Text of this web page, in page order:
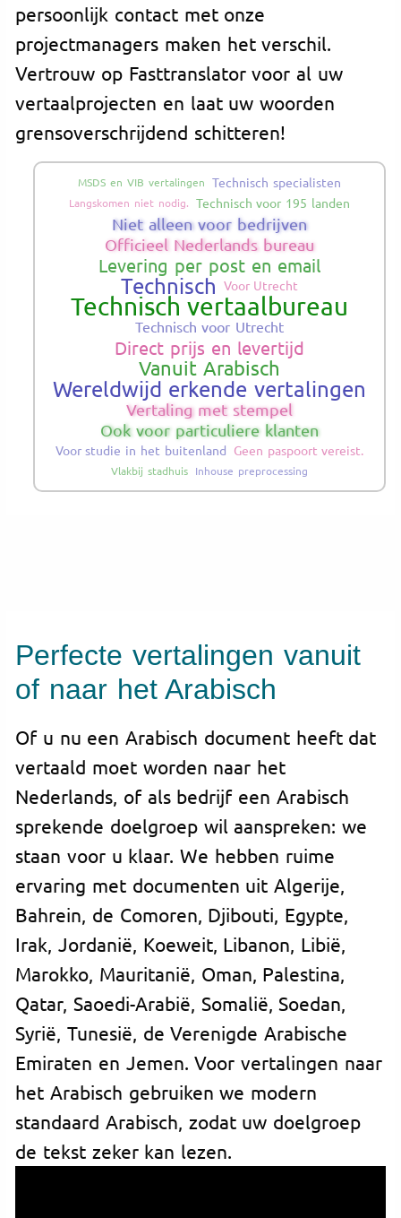
persoonlijk contact met onze
projectmanagers maken het verschil.
Vertrouw op Fasttranslator voor al uw
vertaalprojecten en laat uw woorden
grensoverschrijdend schitteren!
MSDS en VIB vertalingen Technisch specialisten
Langskomen niet nodig. Technisch voor 195 landen
Niet alleen voor bedrijven
Officieel Nederlands bureau
Levering per post en email
Technisch Voor Utrecht
Technisch vertaalbureau
Technisch voor Utrecht
Direct prijs en levertijd
Vanuit Arabisch
Wereldwijd erkende vertalingen
Vertaling met stempel
Ook voor particuliere klanten
Voor studie in het buitenland Geen paspoort vereist.
Vlakbij stadhuis Inhouse preprocessing
Perfecte vertalingen vanuit
of naar het Arabisch
Of u nu een Arabisch document heeft dat
vertaald moet worden naar het
Nederlands, of als bedrijf een Arabisch
sprekende doelgroep wil aanspreken: we
staan voor u klaar. We hebben ruime
ervaring met documenten uit Algerije,
Bahrein, de Comoren, Djibouti, Egypte,
Irak, Jordanië, Koeweit, Libanon, Libië,
Marokko, Mauritanië, Oman, Palestina,
Qatar, Saoedi-Arabië, Somalië, Soedan,
Syrië, Tunesië, de Verenigde Arabische
Emiraten en Jemen. Voor vertalingen naar
het Arabisch gebruiken we modern
standaard Arabisch, zodat uw doelgroep
de tekst zeker kan lezen.